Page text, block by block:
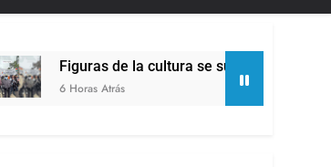
Figuras de la cultura se sumaron a la marcha
6 Horas Atrás